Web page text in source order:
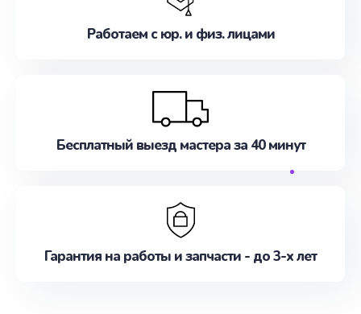
Работаем с юр. и физ. лицами
Бесплатный выезд мастера за 40 минут
Гарантия на работы и запчасти - до 3-х лет